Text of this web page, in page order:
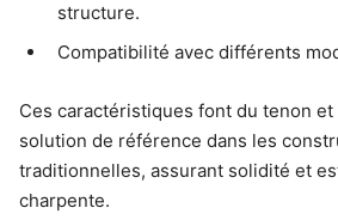
structure.
Compatibilité avec différents
Ces caractéristiques font du tenon
solution de référence dans les
traditionnelles, assurant solidité et
charpente.